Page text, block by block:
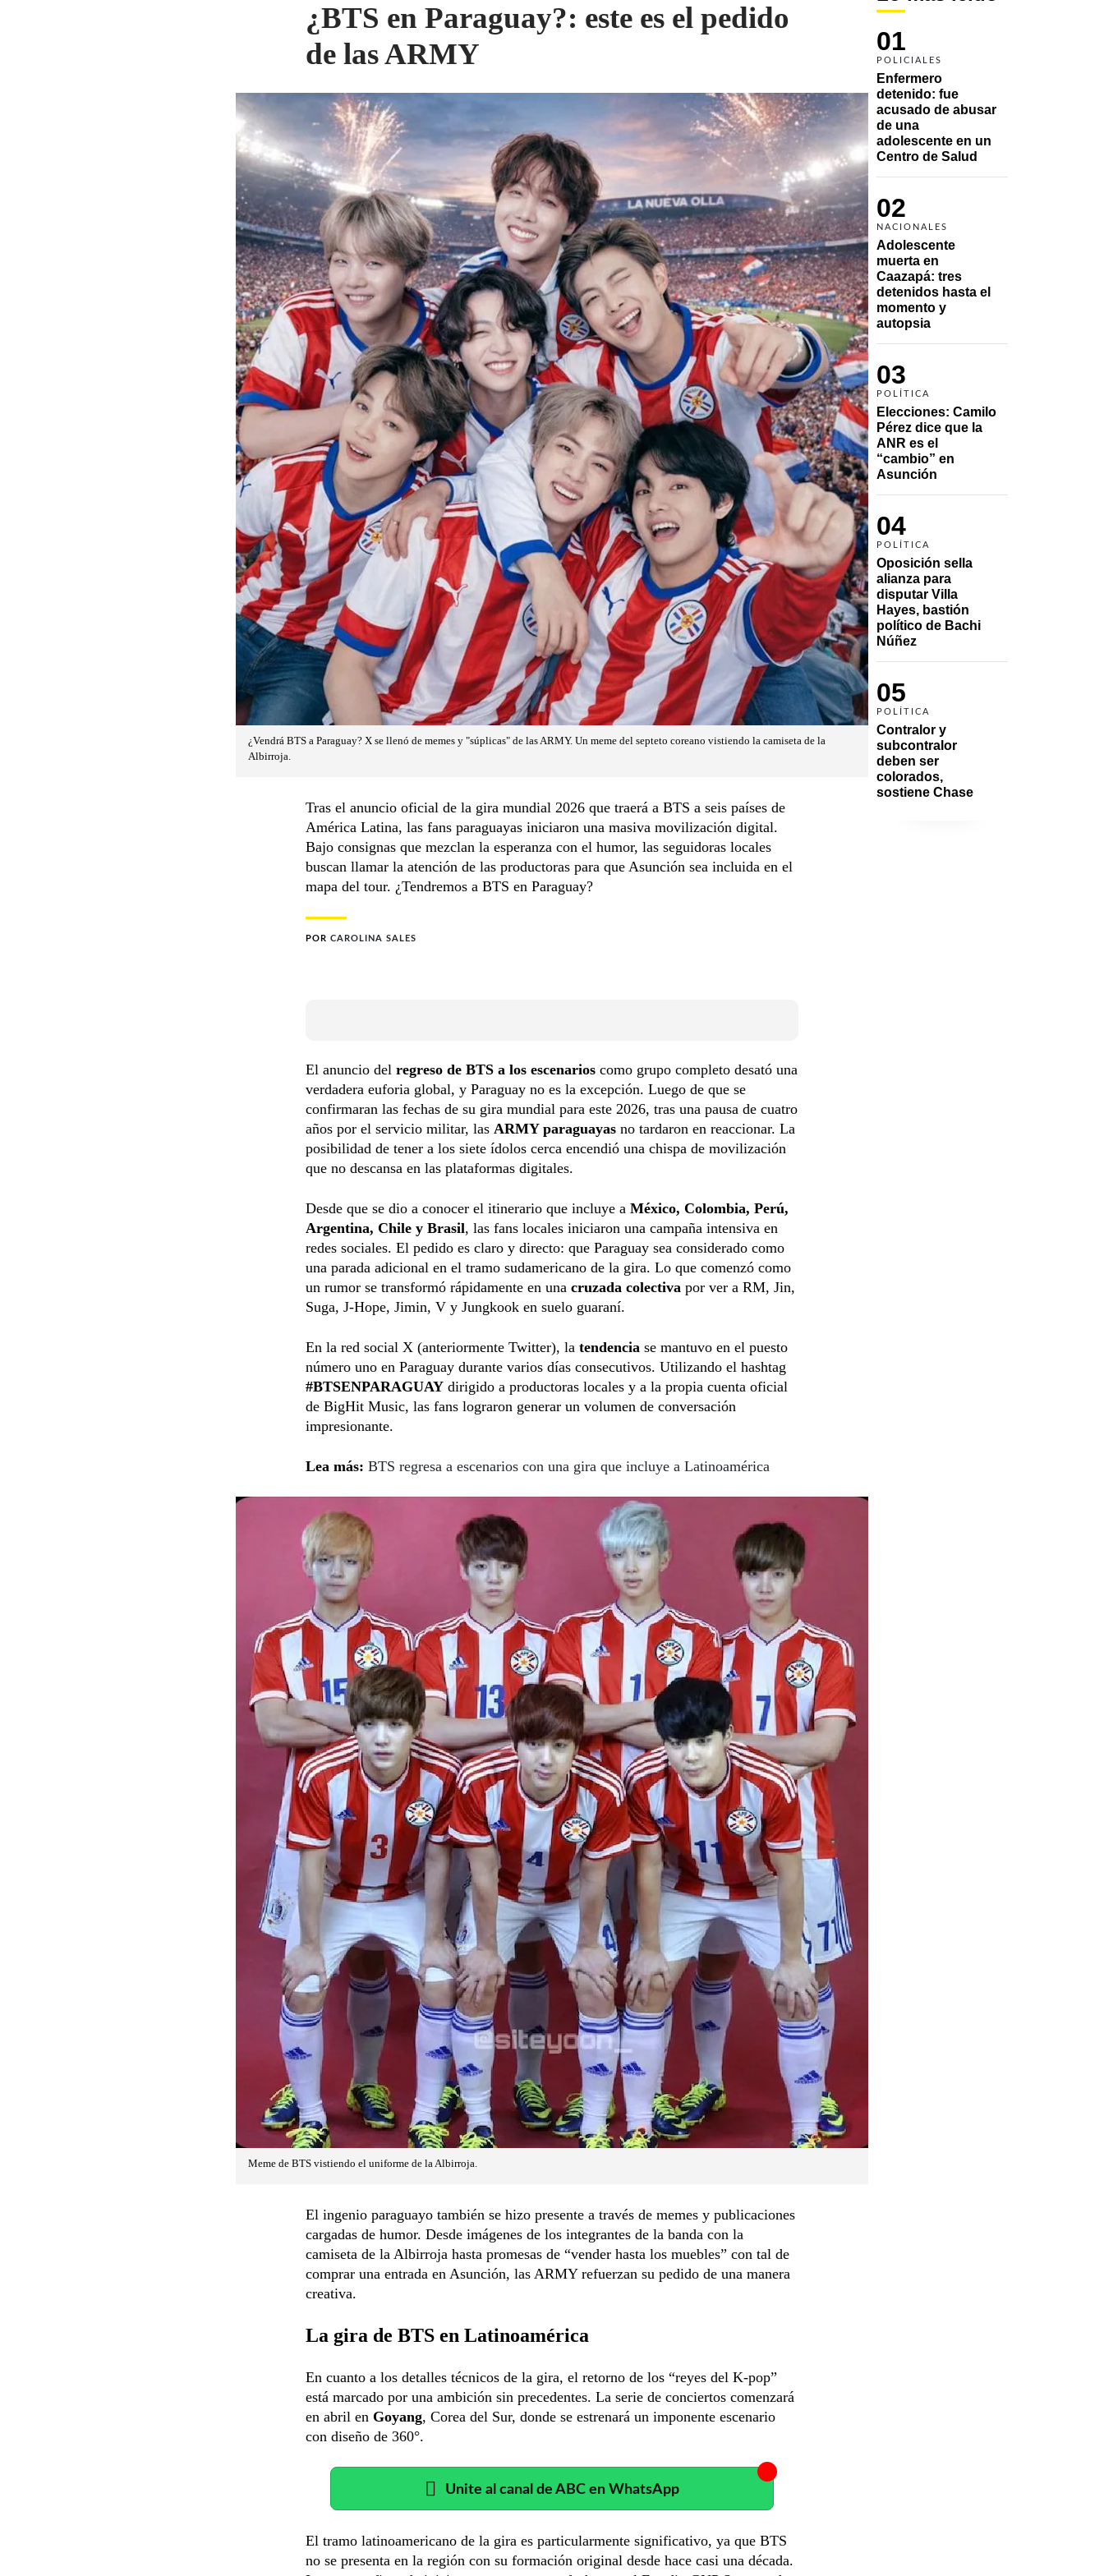
01
POLICIALES
Enfermero
detenido: fue
acusado de abusar
de una
adolescente en un
Centro de Salud
02
NACIONALES
Adolescente
muerta en
Caazapá: tres
detenidos hasta el
momento y
autopsia
03
POLÍTICA
Elecciones: Camilo
Pérez dice que la
ANR es el
“cambio” en
Asunción
04
POLÍTICA
Oposición sella
alianza para
disputar Villa
Hayes, bastión
político de Bachi
Núñez
05
POLÍTICA
Contralor y
subcontralor
deben ser
colorados,
sostiene Chase
¿BTS en Paraguay?: este es el pedido
de las ARMY
¿Vendrá BTS a Paraguay? X se llenó de memes y "súplicas" de las ARMY. Un meme del septeto coreano vistiendo la camiseta de la
Albirroja.
Tras el anuncio oficial de la gira mundial 2026 que traerá a BTS a seis países de
América Latina, las fans paraguayas iniciaron una masiva movilización digital.
Bajo consignas que mezclan la esperanza con el humor, las seguidoras locales
buscan llamar la atención de las productoras para que Asunción sea incluida en el
mapa del tour. ¿Tendremos a BTS en Paraguay?
POR CAROLINA SALES
El anuncio del regreso de BTS a los escenarios como grupo completo desató una
verdadera euforia global, y Paraguay no es la excepción. Luego de que se
confirmaran las fechas de su gira mundial para este 2026, tras una pausa de cuatro
años por el servicio militar, las ARMY paraguayas no tardaron en reaccionar. La
posibilidad de tener a los siete ídolos cerca encendió una chispa de movilización
que no descansa en las plataformas digitales.
Desde que se dio a conocer el itinerario que incluye a México, Colombia, Perú,
Argentina, Chile y Brasil, las fans locales iniciaron una campaña intensiva en
redes sociales. El pedido es claro y directo: que Paraguay sea considerado como
una parada adicional en el tramo sudamericano de la gira. Lo que comenzó como
un rumor se transformó rápidamente en una cruzada colectiva por ver a RM, Jin,
Suga, J-Hope, Jimin, V y Jungkook en suelo guaraní.
En la red social X (anteriormente Twitter), la tendencia se mantuvo en el puesto
número uno en Paraguay durante varios días consecutivos. Utilizando el hashtag
#BTSENPARAGUAY dirigido a productoras locales y a la propia cuenta oficial
de BigHit Music, las fans lograron generar un volumen de conversación
impresionante.
Lea más: BTS regresa a escenarios con una gira que incluye a Latinoamérica
Meme de BTS vistiendo el uniforme de la Albirroja.
El ingenio paraguayo también se hizo presente a través de memes y publicaciones
cargadas de humor. Desde imágenes de los integrantes de la banda con la
camiseta de la Albirroja hasta promesas de “vender hasta los muebles” con tal de
comprar una entrada en Asunción, las ARMY refuerzan su pedido de una manera
creativa.
La gira de BTS en Latinoamérica
En cuanto a los detalles técnicos de la gira, el retorno de los “reyes del K-pop”
está marcado por una ambición sin precedentes. La serie de conciertos comenzará
en abril en Goyang, Corea del Sur, donde se estrenará un imponente escenario
con diseño de 360°.
Unite al canal de ABC en WhatsApp
El tramo latinoamericano de la gira es particularmente significativo, ya que BTS
no se presenta en la región con su formación original desde hace casi una década.